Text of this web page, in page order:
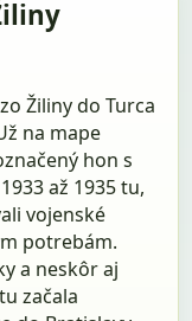
Žiliny do Turca
na mape
hon s
až 1935 tu,
vojenské
potrebám.
a neskôr aj
začala